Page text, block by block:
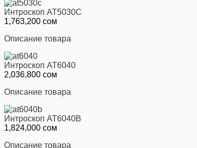
Интроскоп AT5030С
1,763,200 сом
Описание товара
Интроскоп AT6040
2,036,800 сом
Описание товара
Интроскоп AT6040В
1,824,000 сом
Описание товара